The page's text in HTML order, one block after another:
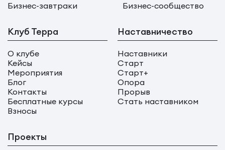
Бизнес-завтраки
Бизнес-сообщество
Клуб Терра
О клубе
Кейсы
Мероприятия
Блог
Контакты
Бесплатные курсы
Взносы
Наставничество
Наставники
Старт
Старт+
Опора
Прорыв
Стать наставником
Проекты